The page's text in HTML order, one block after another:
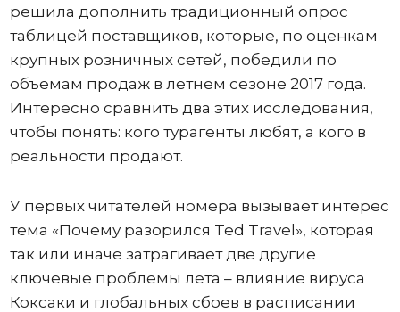
решила дополнить традиционный опрос
таблицей поставщиков, которые, по оценкам
крупных розничных сетей, победили по
объемам продаж в летнем сезоне 2017 года.
Интересно сравнить два этих исследования,
чтобы понять: кого турагенты любят, а кого в
реальности продают.
У первых читателей номера вызывает интерес
тема «Почему разорился Ted Travel», которая
так или иначе затрагивает две другие
ключевые проблемы лета – влияние вируса
Коксаки и глобальных сбоев в расписании